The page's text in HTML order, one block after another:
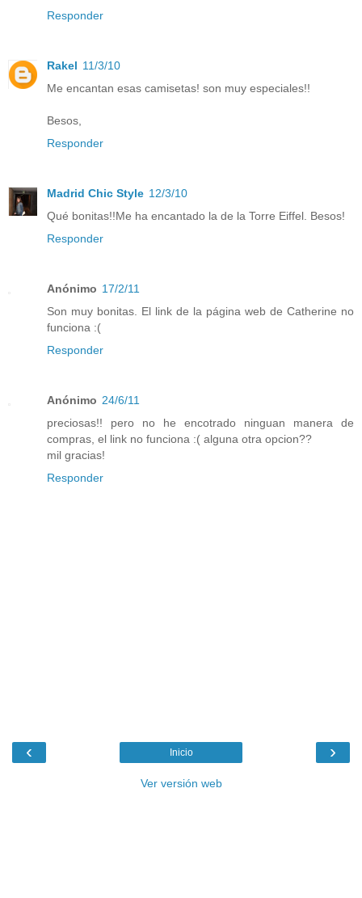
Responder
Rakel 11/3/10
Me encantan esas camisetas! son muy especiales!!
Besos,
Responder
Madrid Chic Style 12/3/10
Qué bonitas!!Me ha encantado la de la Torre Eiffel. Besos!
Responder
Anónimo 17/2/11
Son muy bonitas. El link de la página web de Catherine no
funciona :(
Responder
Anónimo 24/6/11
preciosas!! pero no he encotrado ninguan manera de
compras, el link no funciona :( alguna otra opcion??
mil gracias!
Responder
‹ ›
Inicio
Ver versión web